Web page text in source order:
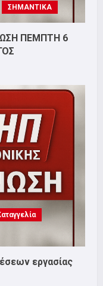
ΣΗΜΑΝΤΙΚΑ
ΠΕΜΠΤΗ 6
εργασίας